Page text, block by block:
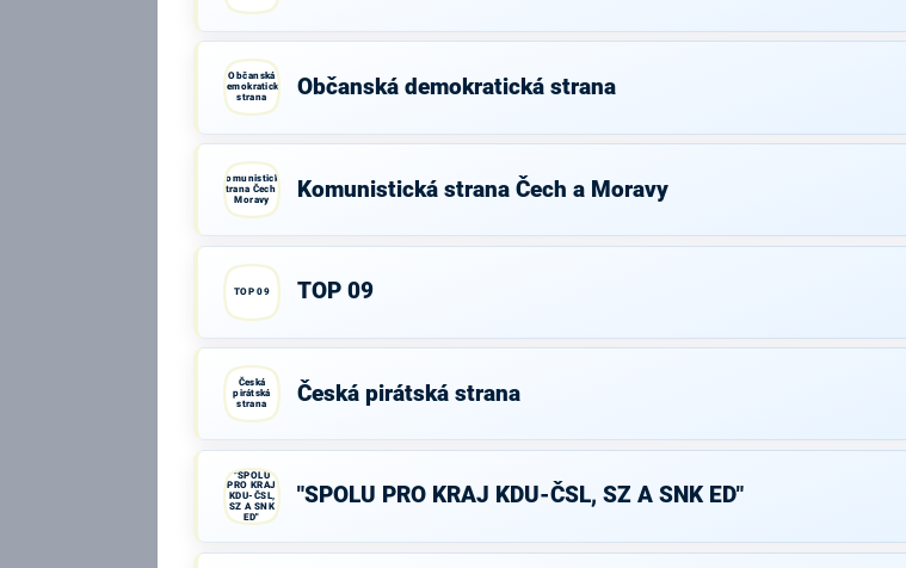
Občanská
demokratická
strana
Občanská demokratická strana
Komunistická
strana Čech a
Moravy
Komunistická strana Čech a Moravy
TOP 09 TOP 09
Česká
pirátská
strana
Česká pirátská strana
"SPOLU
PRO KRAJ
KDU-ČSL,
SZ A SNK
ED"
"SPOLU PRO KRAJ KDU-ČSL, SZ A SNK ED"